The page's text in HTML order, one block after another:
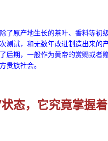
除了原产地生长的茶叶、香料等初
测试，和无数年改进制造出来的
后期，一般作为黄帝的赏赐或者
贵族社会。
态，它究竟掌握